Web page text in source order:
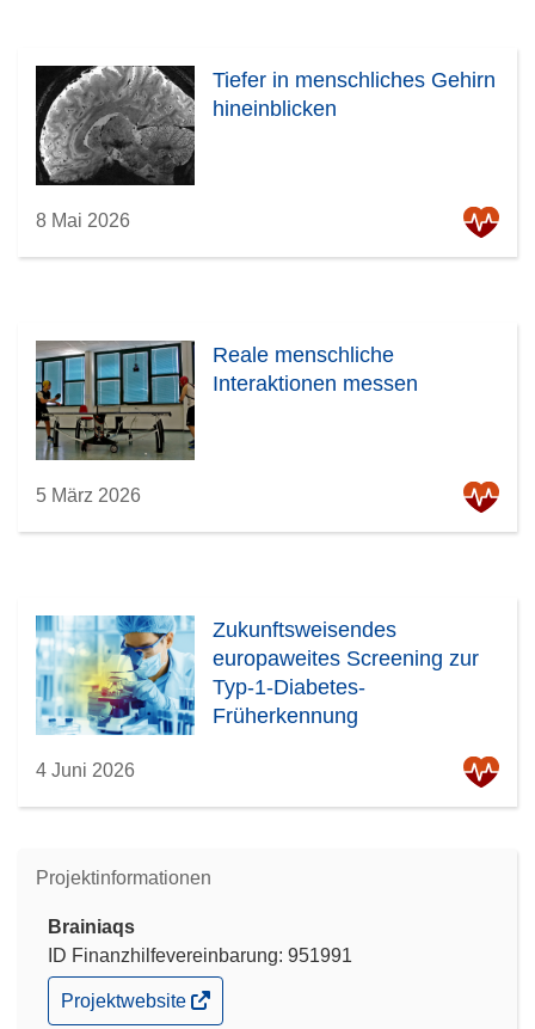
Tiefer in menschliches Gehirn
hineinblicken
8 Mai 2026
Reale menschliche
Interaktionen messen
5 März 2026
Zukunftsweisendes
europaweites Screening zur
Typ-1-Diabetes-
Früherkennung
4 Juni 2026
Projektinformationen
Brainiaqs
ID Finanzhilfevereinbarung: 951991
(öffnet
in
Projektwebsite